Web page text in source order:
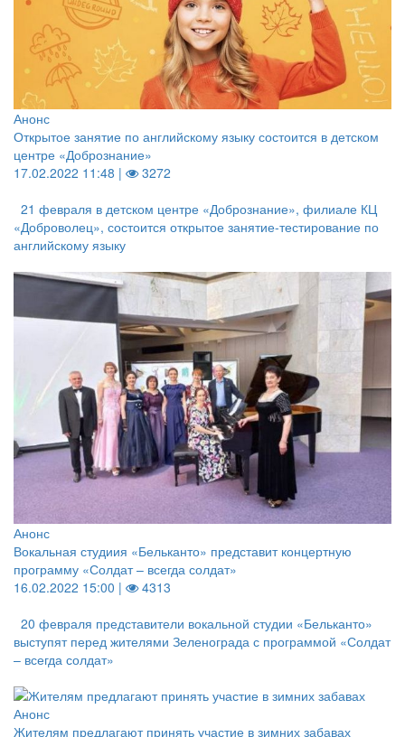
Анонс
Открытое занятие по английскому языку состоится в детском
центре «Добрознание»
17.02.2022 11:48 |
3272
21 февраля в детском центре «Добрознание», филиале КЦ
«Доброволец», состоится открытое занятие-тестирование по
английскому языку
Анонс
Вокальная студиия «Бельканто» представит концертную
программу «Солдат – всегда солдат»
16.02.2022 15:00 |
4313
20 февраля представители вокальной студии «Бельканто»
выступят перед жителями Зеленограда с программой «Солдат
– всегда солдат»
Анонс
Жителям предлагают принять участие в зимних забавах